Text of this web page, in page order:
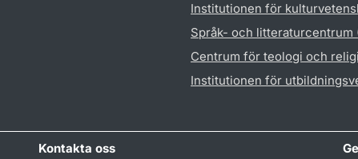
Institutionen för
Språk- och litteraturcentrum
Centrum för teologi och
Institutionen för
Kontakta oss